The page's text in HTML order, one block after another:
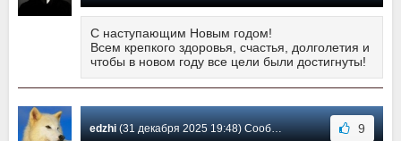
С наступающим Новым годом!
Всем крепкого здоровья, счастья, долголетия и
чтобы в новом году все цели были достигнуты!
edzhi(31 декабря 2025 19:48) Сообщение #40 9